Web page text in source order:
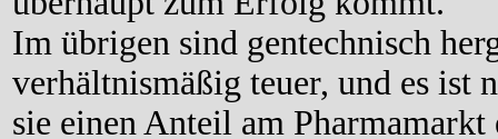
Im übrigen sind gentechnisch
verhältnismäßig teuer, und es ist
sie einen Anteil am